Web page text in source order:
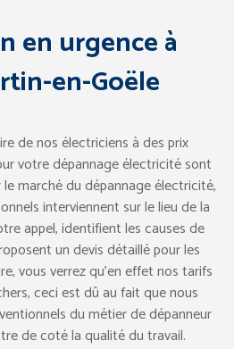
en urgence à
en-Goële
de nos électriciens à des prix
votre dépannage électricité sont
marché du dépannage électricité,
interviennent sur le lieu de la
appel, identifient les causes de
un devis détaillé pour les
vous verrez qu’en effet nos tarifs
ceci est dû au fait que nous
du métier de dépanneur
de coté la qualité du travail.